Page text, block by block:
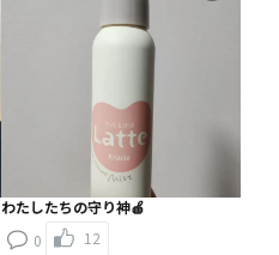
わたしたちの守り神🍎
0
12